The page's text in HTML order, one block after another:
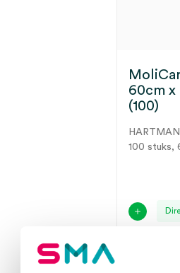
60cm x
(100)
100 stuks,